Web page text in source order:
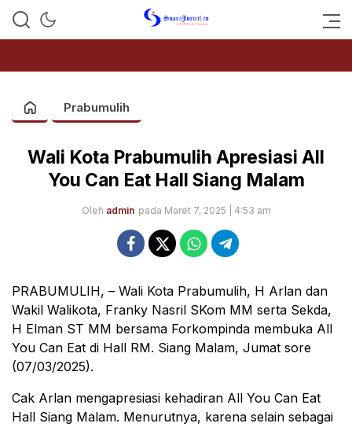
SUARAJURNAL.CO
Prabumulih
Wali Kota Prabumulih Apresiasi All
You Can Eat Hall Siang Malam
Oleh admin pada Maret 7, 2025 | 4:53 am
PRABUMULIH, – Wali Kota Prabumulih, H Arlan dan
Wakil Walikota, Franky Nasril SKom MM serta Sekda,
H Elman ST MM bersama Forkompinda membuka All
You Can Eat di Hall RM. Siang Malam, Jumat sore
(07/03/2025).
Cak Arlan mengapresiasi kehadiran All You Can Eat
Hall Siang Malam. Menurutnya, karena selain sebagai